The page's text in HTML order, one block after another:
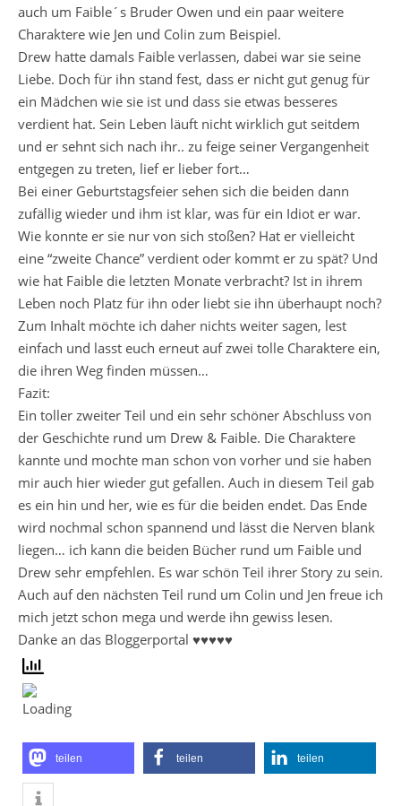
auch um Faible´s Bruder Owen und ein paar weitere
Charaktere wie Jen und Colin zum Beispiel.
Drew hatte damals Faible verlassen, dabei war sie seine
Liebe. Doch für ihn stand fest, dass er nicht gut genug für
ein Mädchen wie sie ist und dass sie etwas besseres
verdient hat. Sein Leben läuft nicht wirklich gut seitdem
und er sehnt sich nach ihr.. zu feige seiner Vergangenheit
entgegen zu treten, lief er lieber fort…
Bei einer Geburtstagsfeier sehen sich die beiden dann
zufällig wieder und ihm ist klar, was für ein Idiot er war.
Wie konnte er sie nur von sich stoßen? Hat er vielleicht
eine “zweite Chance” verdient oder kommt er zu spät? Und
wie hat Faible die letzten Monate verbracht? Ist in ihrem
Leben noch Platz für ihn oder liebt sie ihn überhaupt noch?
Zum Inhalt möchte ich daher nichts weiter sagen, lest
einfach und lasst euch erneut auf zwei tolle Charaktere ein,
die ihren Weg finden müssen…
Fazit:
Ein toller zweiter Teil und ein sehr schöner Abschluss von
der Geschichte rund um Drew & Faible. Die Charaktere
kannte und mochte man schon von vorher und sie haben
mir auch hier wieder gut gefallen. Auch in diesem Teil gab
es ein hin und her, wie es für die beiden endet. Das Ende
wird nochmal schon spannend und lässt die Nerven blank
liegen… ich kann die beiden Bücher rund um Faible und
Drew sehr empfehlen. Es war schön Teil ihrer Story zu sein.
Auch auf den nächsten Teil rund um Colin und Jen freue ich
mich jetzt schon mega und werde ihn gewiss lesen.
Danke an das Bloggerportal ♥♥♥♥♥
teilen teilen teilen